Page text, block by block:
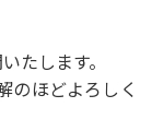
たします。
のほどよろしく